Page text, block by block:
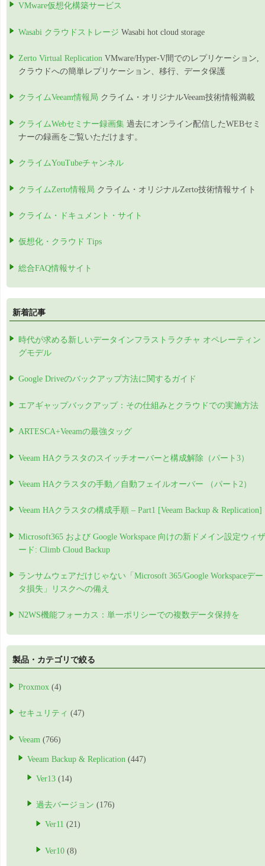
VMware仮想化構築サービス
Wasabi クラウドストレージ Wasabi hot cloud storage
Zerto Virtual Replication VMware/Hyper-V間でのレプリケーション,
クラウドへの簡単レプリケーション、移行、データ保護
クライムVeeam情報局 クライム・オリジナルVeeam技術情報満載
クライムWebセミナー録画集 過去にオンライン配信したWEBセミ
ナーの録画をご覧いただけます。
クライムYouTubeチャンネル
クライムZerto情報局 クライム・オリジナルZerto技術情報サイト
クライム・ドキュメント・サイト
仮想化・クラウド Tips
総合FAQ情報サイト
新着記事
時代が求める新しいデータインフラストラクチャ オペレーティン
グモデル
Google Driveのバックアップ方法に関するガイド
エアギャップバックアップ：その仕組みとクラウドでの実施方法
ARTESCA+Veeamの最強タッグ
Veeam HAクラスタのスイッチオーバーと構成解除（パート3）
Veeam HAクラスタの手動／自動フェイルオーバー （パート2）
Veeam HAクラスタの構成手順 – Part1 [Veeam Backup & Replication]
Microsoft365 および Google Workspace 向けの新ドメイン設定ウィザ
ード: Climb Cloud Backup
ランサムウェアだけじゃない「Microsoft 365/Google Workspaceデー
タ損失」リスクへの備え
N2WS機能フォーカス：単一ポリシーでの複数データ保持を
製品・カテゴリで絞る
Proxmox (4)
セキュリティ (47)
Veeam (766)
Veeam Backup & Replication (447)
Ver13 (14)
過去バージョン (176)
Ver11 (21)
Ver10 (8)